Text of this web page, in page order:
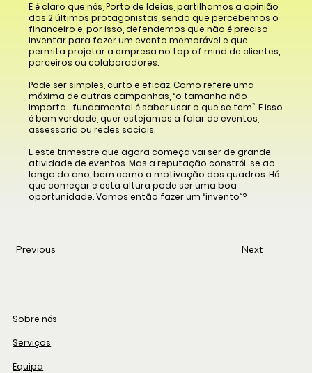
E é claro que nós, Porto de Ideias, partilhamos a opinião
dos 2 últimos protagonistas, sendo que percebemos o
financeiro e, por isso, defendemos que não é preciso
inventar para fazer um evento memorável e que
permita projetar a empresa no top of mind de clientes,
parceiros ou colaboradores.
Pode ser simples, curto e eficaz. Como refere uma
máxima de outras campanhas, “o tamanho não
importa… fundamental é saber usar o que se tem”. E isso
é bem verdade, quer estejamos a falar de eventos,
assessoria ou redes sociais.
E este trimestre que agora começa vai ser de grande
atividade de eventos. Mas a reputação constrói-se ao
longo do ano, bem como a motivação dos quadros. Há
que começar e esta altura pode ser uma boa
oportunidade. Vamos então fazer um “invento”?
Previous Next
Sobre nós
Serviços
Equipa